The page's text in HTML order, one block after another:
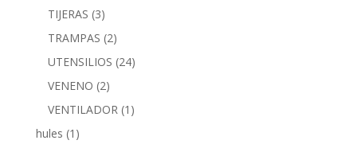
TIJERAS (3)
TRAMPAS (2)
UTENSILIOS (24)
VENENO (2)
VENTILADOR (1)
hules (1)